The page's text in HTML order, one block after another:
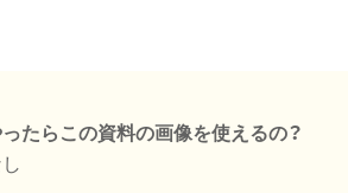
たらこの資料の画像を使えるの？